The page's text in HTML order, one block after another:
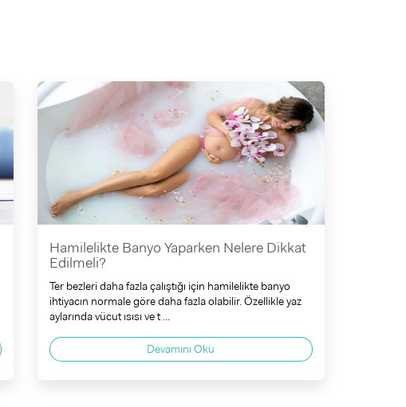
Hamilelikte Banyo Yaparken Nelere Dikkat
Edilmeli?
Ter bezleri daha fazla çalıştığı için hamilelikte banyo
ihtiyacın normale göre daha fazla olabilir. Özellikle yaz
aylarında vücut ısısı ve t ...
Devamını Oku